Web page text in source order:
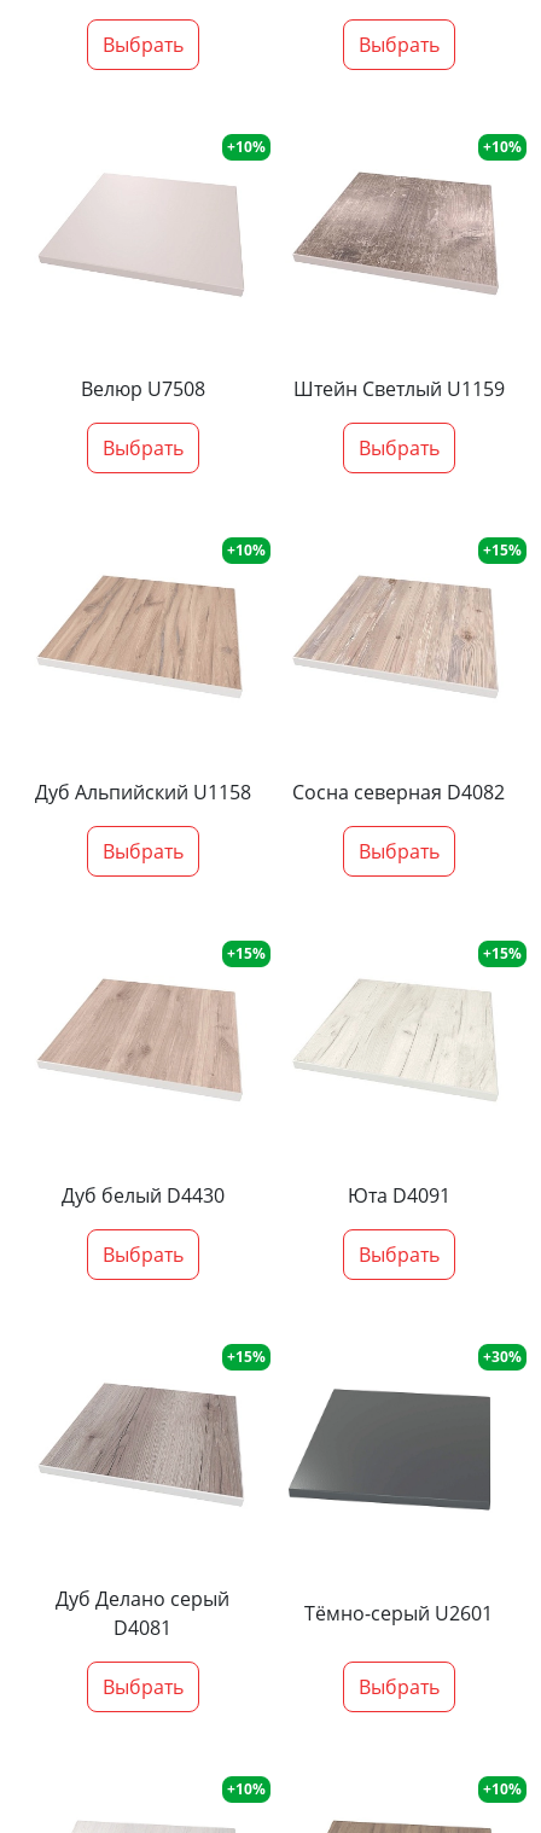
Выбрать Выбрать
+10%
Велюр U7508
Выбрать
+10%
Штейн Светлый U1159
Выбрать
+10%
Дуб Альпийский U1158
Выбрать
+15%
Сосна северная D4082
Выбрать
+15%
Дуб белый D4430
Выбрать
+15%
Юта D4091
Выбрать
+15%
Дуб Делано серый
D4081
Выбрать
+30%
Тёмно-серый U2601
Выбрать
+10% +10%